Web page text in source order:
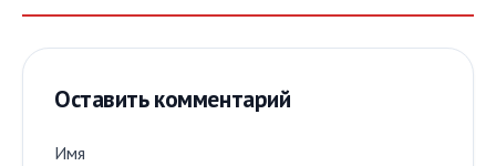
Оставить комментарий
Имя